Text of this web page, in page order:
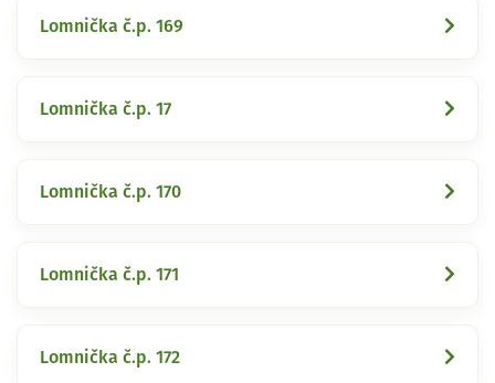
Lomnička č.p. 169
Lomnička č.p. 17
Lomnička č.p. 170
Lomnička č.p. 171
Lomnička č.p. 172